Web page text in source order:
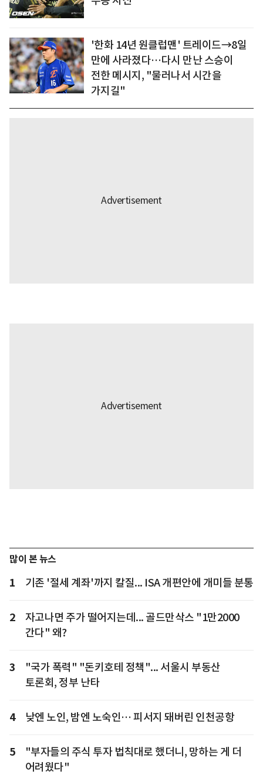
'한화 14년 원클럽맨' 트레이드→8일
만에 사라졌다…다시 만난 스승이
전한 메시지, "물러나서 시간을
가지길"
많이 본 뉴스
1 기존 '절세 계좌'까지 칼질... ISA 개편안에 개미들 분통
2
자고나면 주가 떨어지는데... 골드만삭스 "1만2000
간다" 왜?
3
"국가 폭력" "돈키호테 정책"... 서울시 부동산
토론회, 정부 난타
4 낮엔 노인, 밤엔 노숙인… 피서지 돼버린 인천공항
5
"부자들의 주식 투자 법칙대로 했더니, 망하는 게 더
어려웠다"